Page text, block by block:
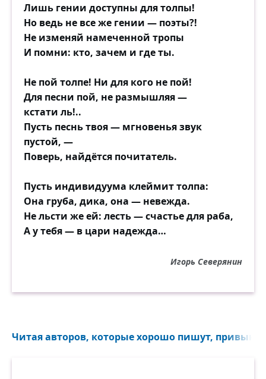
Лишь гении доступны для толпы!
Но ведь не все же гении — поэты?!
Не изменяй намеченной тропы
И помни: кто, зачем и где ты.
Не пой толпе! Ни для кого не пой!
Для песни пой, не размышляя —
кстати ль!..
Пусть песнь твоя — мгновенья звук
пустой, —
Поверь, найдётся почитатель.
Пусть индивидуума клеймит толпа:
Она груба, дика, она — невежда.
Не льсти же ей: лесть — счастье для раба,
А у тебя — в цари надежда…
Игорь Северянин
Читая авторов, которые хорошо пишут,